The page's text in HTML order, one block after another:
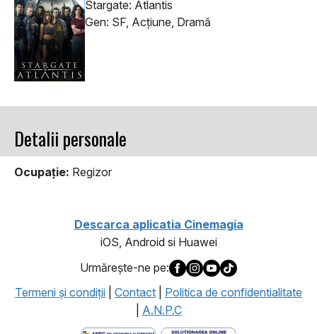
Stargate: Atlantis
Gen: SF, Acţiune, Dramă
Detalii personale
Ocupaţie: Regizor
Descarca aplicatia Cinemagia
iOS, Android si Huawei
Urmăreşte-ne pe:
Termeni şi condiţii
Contact
Politica de confidentialitate
A.N.P.C